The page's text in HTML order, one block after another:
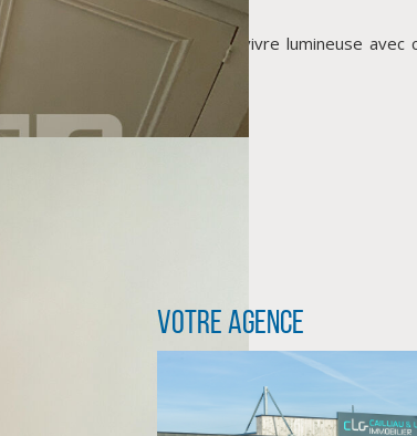
placards, une belle pièce à vivre lumineuse avec
Votre agence